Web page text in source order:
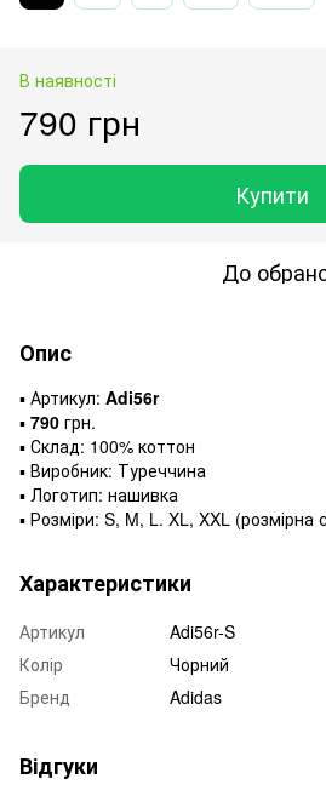
В наявності
790 грн
Купити
До
Опис
▪️ Артикул: Adi56r
▪️ 790 грн.
▪️ Склад: 100% коттон
▪️ Виробник: Туреччина
▪️ Логотип: нашивка
▪️ Розміри: S, M, L. XL, XXL (розмірна
Характеристики
Артикул
Adi56r-S
Колір
Чорний
Бренд
Adidas
Відгуки